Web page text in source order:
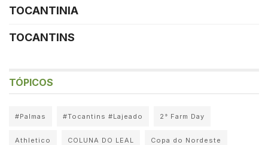
TOCANTINIA
TOCANTINS
TÓPICOS
#Palmas #Tocantins #Lajeado 2° Farm Day
Athletico COLUNA DO LEAL Copa do Nordeste